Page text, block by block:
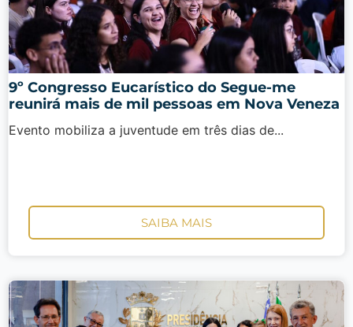
9º Congresso Eucarístico do Segue-me
reunirá mais de mil pessoas em Nova Veneza
Evento mobiliza a juventude em três dias de...
SAIBA MAIS